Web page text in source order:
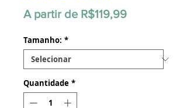
A partir de R$119,99Preço
Tamanho: *
Quantidade *